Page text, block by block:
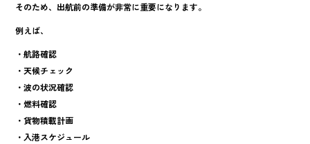
そのため、出航前の準備が非常に重要になります。
例えば、
・航路確認
・天候チェック
・波の状況確認
・燃料確認
・貨物積載計画
・入港スケジュール